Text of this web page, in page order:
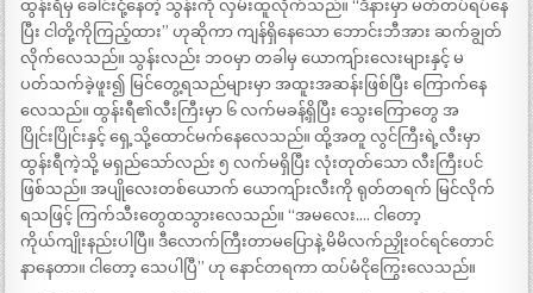
ထွန်းရီမှ ခေါင်းငုံ့နေတဲ့ သွန်းကို လှမ်းထူလိုက်သည်။ “ဒီနားမှာ မတ်တပ်ရပ်နေ
ပြီး ငါတို့ကိုကြည့်ထား” ဟုဆိုကာ ကျန်ရှိနေသော ဘောင်းဘီအား ဆက်ချွတ်
လိုက်လေသည်။ သွန်းလည်း ဘဝမှာ တခါမှ ယောကျ်ားလေးများနှင့် မ
ပတ်သက်ခဲ့ဖူး၍ မြင်တွေ့ရသည်များမှာ အထူးအဆန်းဖြစ်ပြီး ကြောက်နေ
လေသည်။ ထွန်းရီ၏လီးကြီးမှာ ၆ လက်မခန့်ရှိပြီး သွေးကြောတွေ အ
ပြိုင်းပြိုင်းနှင့် ရှေ့သို့ထောင်မက်နေလေသည်။ ထို့အတူ လွင်ကြီးရဲ့လီးမှာ
ထွန်းရီကဲ့သို့ မရှည်သော်လည်း ၅ လက်မရှိပြီး လုံးတုတ်သော လီးကြီးပင်
ဖြစ်သည်။ အပျိုလေးတစ်ယောက် ယောကျ်ားလီးကို ရုတ်တရက် မြင်လိုက်
ရသဖြင့် ကြက်သီးတွေထသွားလေသည်။ “အမလေး…. ငါတော့
ကိုယ်ကျိုးနည်းပါပြီ။ ဒီလောက်ကြီးတာမပြောနဲ့ မိမိလက်ညှိုးဝင်ရင်တောင်
နာနေတာ။ ငါတော့ သေပါပြီ” ဟု နောင်တရကာ ထပ်မံငိုကြွေးလေသည်။